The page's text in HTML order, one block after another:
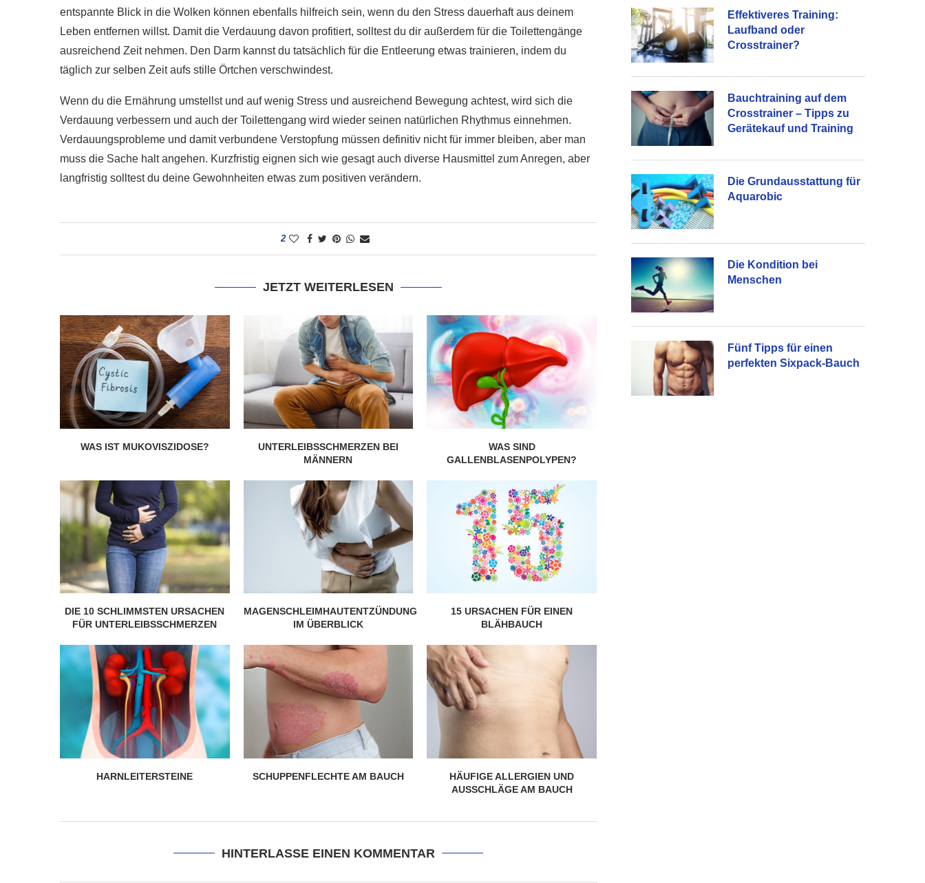
entspannte Blick in die Wolken können ebenfalls hilfreich sein, wenn du den Stress dauerhaft aus deinem
Leben entfernen willst. Damit die Verdauung davon profitiert, solltest du dir außerdem für die Toilettengänge
ausreichend Zeit nehmen. Den Darm kannst du tatsächlich für die Entleerung etwas trainieren, indem du
täglich zur selben Zeit aufs stille Örtchen verschwindest.
Wenn du die Ernährung umstellst und auf wenig Stress und ausreichend Bewegung achtest, wird sich die
Verdauung verbessern und auch der Toilettengang wird wieder seinen natürlichen Rhythmus einnehmen.
Verdauungsprobleme und damit verbundene Verstopfung müssen definitiv nicht für immer bleiben, aber man
muss die Sache halt angehen. Kurzfristig eignen sich wie gesagt auch diverse Hausmittel zum Anregen, aber
langfristig solltest du deine Gewohnheiten etwas zum positiven verändern.
2
JETZT WEITERLESEN
WAS IST MUKOVISZIDOSE?
UNTERLEIBSSCHMERZEN BEI
MÄNNERN
WAS SIND
GALLENBLASENPOLYPEN?
DIE 10 SCHLIMMSTEN URSACHEN
FÜR UNTERLEIBSSCHMERZEN
MAGENSCHLEIMHAUTENTZÜNDUNG
IM ÜBERBLICK
15 URSACHEN FÜR EINEN
BLÄHBAUCH
HARNLEITERSTEINE SCHUPPENFLECHTE AM BAUCH
HÄUFIGE ALLERGIEN UND
AUSSCHLÄGE AM BAUCH
HINTERLASSE EINEN KOMMENTAR
Effektiveres Training:
Laufband oder
Crosstrainer?
Bauchtraining auf dem
Crosstrainer – Tipps zu
Gerätekauf und Training
Die Grundausstattung für
Aquarobic
Die Kondition bei
Menschen
Fünf Tipps für einen
perfekten Sixpack-Bauch